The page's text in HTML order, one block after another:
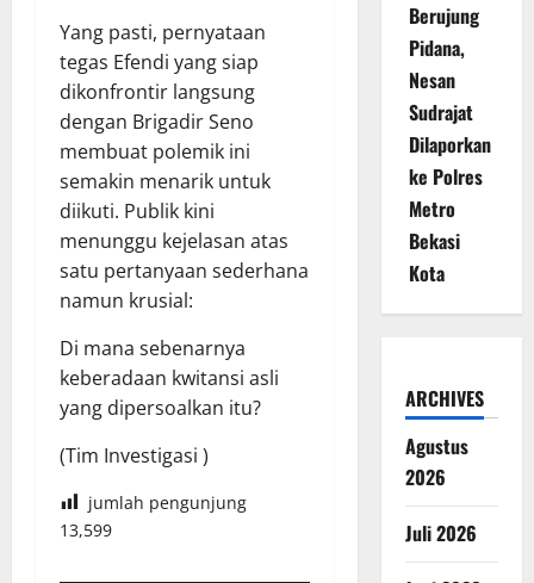
Yang pasti, pernyataan
tegas Efendi yang siap
dikonfrontir langsung
dengan Brigadir Seno
membuat polemik ini
semakin menarik untuk
diikuti. Publik kini
menunggu kejelasan atas
satu pertanyaan sederhana
namun krusial:
Di mana sebenarnya
keberadaan kwitansi asli
yang dipersoalkan itu?
(Tim Investigasi )
jumlah pengunjung
13,599
Berujung
Pidana,
Nesan
Sudrajat
Dilaporkan
ke Polres
Metro
Bekasi
Kota
ARCHIVES
Agustus
2026
Juli 2026